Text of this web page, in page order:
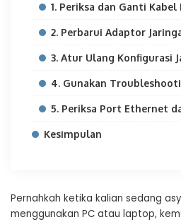
1. Periksa dan Ganti
2. Perbarui Adaptor
3. Atur Ulang Konfigurasi
4. Gunakan
5. Periksa Port Ethernet
Kesimpulan
Pernahkah ketika kalian sedang
menggunakan PC atau laptop,